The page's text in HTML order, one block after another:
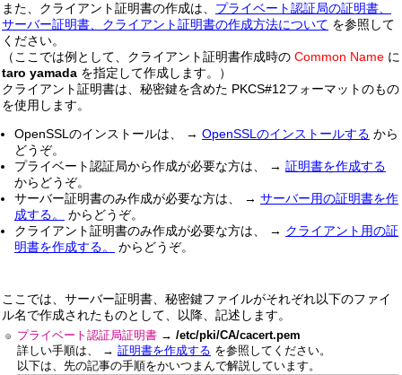
また、クライアント証明書の作成は、 プライベート認証局の証明書、
サーバー証明書、クライアント証明書の作成方法について を参照して
ください。
（ここでは例として、クライアント証明書作成時の Common Name に
taro yamada を指定して作成します。）
クライアント証明書は、秘密鍵を含めた PKCS#12フォーマットのもの
を使用します。
OpenSSLのインストールは、 → OpenSSLのインストールする から
どうぞ。
プライベート認証局から作成が必要な方は、 → 証明書を作成する
からどうぞ。
サーバー証明書のみ作成が必要な方は、 → サーバー用の証明書を作
成する。
からどうぞ。
クライアント証明書のみ作成が必要な方は、 → クライアント用の証
明書を作成する。
からどうぞ。
ここでは、サーバー証明書、秘密鍵ファイルがそれぞれ以下のファイ
ル名で作成されたものとして、以降、記述します。
プライベート認証局証明書 → /etc/pki/CA/cacert.pem
詳しい手順は、 → 証明書を作成する を参照してください。
以下は、先の記事の手順をかいつまんで解説しています。